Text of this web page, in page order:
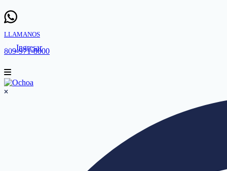
LLAMANOS
809-971-8000
Ingresar